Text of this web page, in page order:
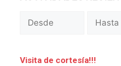
Visita de cortesía!!!